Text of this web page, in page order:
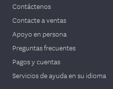
Contáctenos
Contacte a ventas
Apoyo en persona
Preguntas frecuentes
Pagos y cuentas
Servicios de ayuda en su idioma